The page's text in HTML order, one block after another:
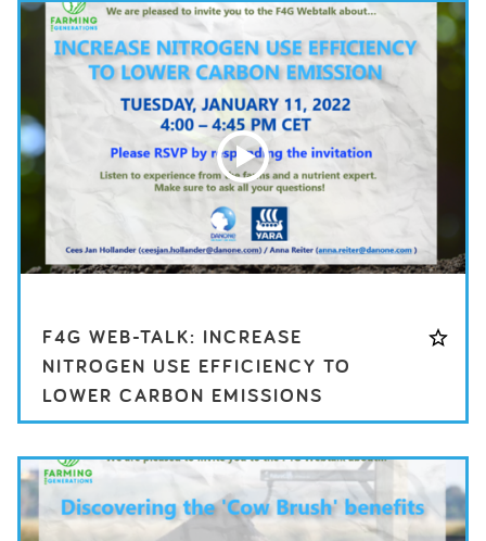
F4G WEB-TALK: INCREASE
NITROGEN USE EFFICIENCY TO
LOWER CARBON EMISSIONS